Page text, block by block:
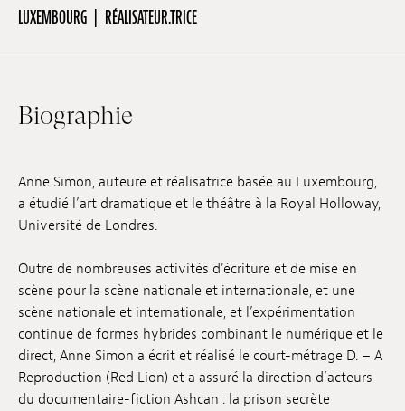
Hors-Festival
Infos pratiques
Jeune Public
Presse / Pro
FR EN DE
LUXEMBOURG RÉALISATEUR.TRICE
Biographie
Anne Simon, auteure et réalisatrice basée au Luxembourg,
a étudié l’art dramatique et le théâtre à la Royal Holloway,
Université de Londres.
Outre de nombreuses activités d’écriture et de mise en
scène pour la scène nationale et internationale, et une
scène nationale et internationale, et l’expérimentation
continue de formes hybrides combinant le numérique et le
direct, Anne Simon a écrit et réalisé le court-métrage D. – A
Reproduction (Red Lion) et a assuré la direction d’acteurs
du documentaire-fiction Ashcan : la prison secrète